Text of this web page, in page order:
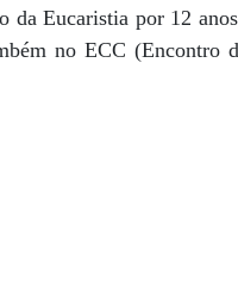
Eucaristia por 12
no ECC (Encontro